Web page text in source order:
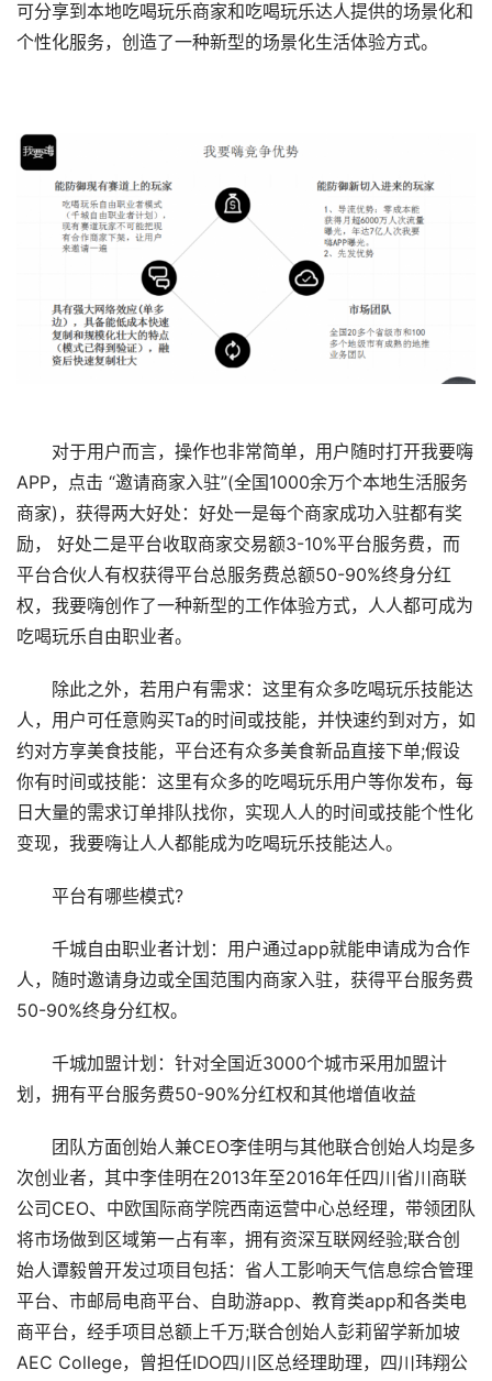
可分享到本地吃喝玩乐商家和吃喝玩乐达人提供的场景化和
个性化服务，创造了一种新型的场景化生活体验方式。
对于用户而言，操作也非常简单，用户随时打开我要嗨
APP，点击 “邀请商家入驻”(全国1000余万个本地生活服务
商家)，获得两大好处：好处一是每个商家成功入驻都有奖
励， 好处二是平台收取商家交易额3-10%平台服务费，而
平台合伙人有权获得平台总服务费总额50-90%终身分红
权，我要嗨创作了一种新型的工作体验方式，人人都可成为
吃喝玩乐自由职业者。
除此之外，若用户有需求：这里有众多吃喝玩乐技能达
人，用户可任意购买Ta的时间或技能，并快速约到对方，如
约对方享美食技能，平台还有众多美食新品直接下单;假设
你有时间或技能：这里有众多的吃喝玩乐用户等你发布，每
日大量的需求订单排队找你，实现人人的时间或技能个性化
变现，我要嗨让人人都能成为吃喝玩乐技能达人。
平台有哪些模式?
千城自由职业者计划：用户通过app就能申请成为合作
人，随时邀请身边或全国范围内商家入驻，获得平台服务费
50-90%终身分红权。
千城加盟计划：针对全国近3000个城市采用加盟计
划，拥有平台服务费50-90%分红权和其他增值收益
团队方面创始人兼CEO李佳明与其他联合创始人均是多
次创业者，其中李佳明在2013年至2016年任四川省川商联
公司CEO、中欧国际商学院西南运营中心总经理，带领团队
将市场做到区域第一占有率，拥有资深互联网经验;联合创
始人谭毅曾开发过项目包括：省人工影响天气信息综合管理
平台、市邮局电商平台、自助游app、教育类app和各类电
商平台，经手项目总额上千万;联合创始人彭莉留学新加坡
AEC College，曾担任IDO四川区总经理助理，四川玮翔公